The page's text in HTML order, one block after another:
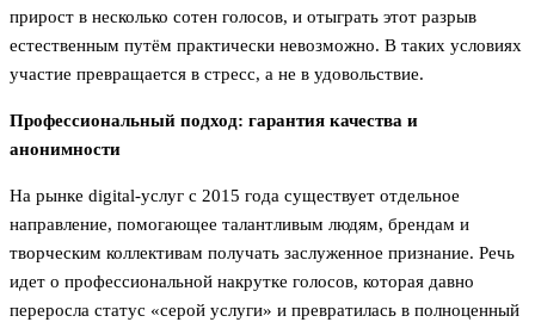
прирост в несколько сотен голосов, и отыграть этот разрыв
естественным путём практически невозможно. В таких условиях
участие превращается в стресс, а не в удовольствие.
Профессиональный подход: гарантия качества и
анонимности
На рынке digital-услуг с 2015 года существует отдельное
направление, помогающее талантливым людям, брендам и
творческим коллективам получать заслуженное признание. Речь
идет о профессиональной накрутке голосов, которая давно
переросла статус «серой услуги» и превратилась в полноценный